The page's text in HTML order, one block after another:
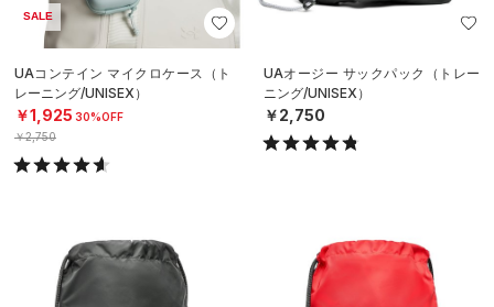
SALE
UAコンテイン マイクロケース（ト
レーニング/UNISEX）
￥1,925 30%OFF
￥2,750
UAオージー サックパック（トレー
ニング/UNISEX）
￥2,750